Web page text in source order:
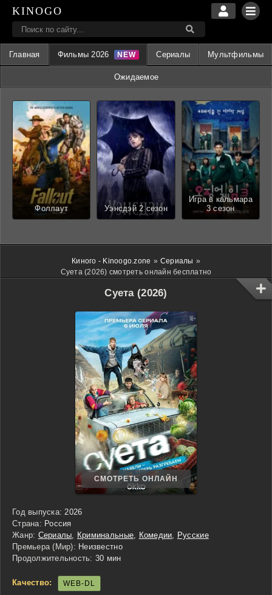
KINOGO
Главная Фильмы 2026 Сериалы Мультфильмы
Ожидаемое
Фоллаут Уэнсдэй 2 сезон
Игра в кальмара
3 сезон
Киного - Kinoogo.zone » Сериалы »
Суета (2026) смотреть онлайн бесплатно
Суета (2026)
СМОТРЕТЬ ОНЛАЙН
Год выпуска: 2026
Страна: Россия
Жанр: Сериалы Криминальные Комедии
Русские
Премьера (Мир): Неизвестно
Продолжительность: 30 мин
Качество: WEB-DL